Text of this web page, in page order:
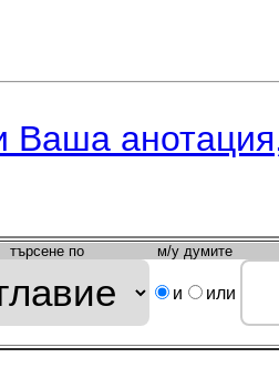
Вашa
търсeне по м/у думите
и или